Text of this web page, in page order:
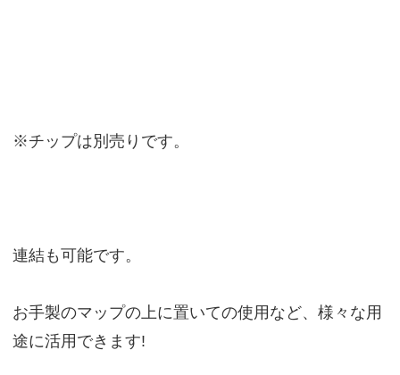
※チップは別売りです。
連結も可能です。
お手製のマップの上に置いての使用など、様々な用
途に活用できます!